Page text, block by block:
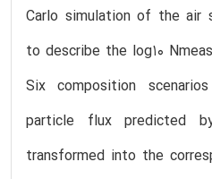
Carlo simulation of the air
to describe the log10
Six composition
particle flux predicted
transformed into the